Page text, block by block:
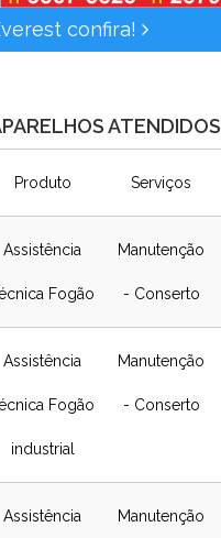
confira!
ATENDIDOS
Produto Serviços
Assistência
Fogão
Manutenção
- Conserto
Assistência
Fogão
industrial
Manutenção
- Conserto
Assistência Manutenção